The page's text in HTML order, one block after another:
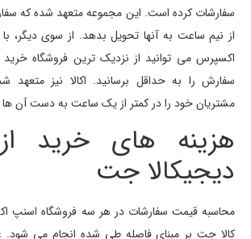
سفارشات کرده است. این مجموعه متعهد شده که
از نیم ساعت به آنها تحویل بدهد. از سوی دیگر،
اکسپرس می توانید از نزدیک ترین فروشگاه
سفارش را به حداقل برسانید. اکالا نیز
مشتریان خود را در کمتر از یک ساعت به دست آن ها
هزینه های خرید
دیجیکالا جت
محاسبه قیمت سفارشات در هر سه فروشگاه اسنپ
کالا جت بر مبنای فاصله طی شده انجام می شود.